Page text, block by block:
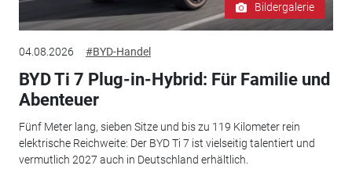
Bildergalerie
04.08.2026 #BYD-Handel
BYD Ti 7 Plug-in-Hybrid: Für Familie und
Abenteuer
Fünf Meter lang, sieben Sitze und bis zu 119 Kilometer rein
elektrische Reichweite: Der BYD Ti 7 ist vielseitig talentiert und
vermutlich 2027 auch in Deutschland erhältlich.